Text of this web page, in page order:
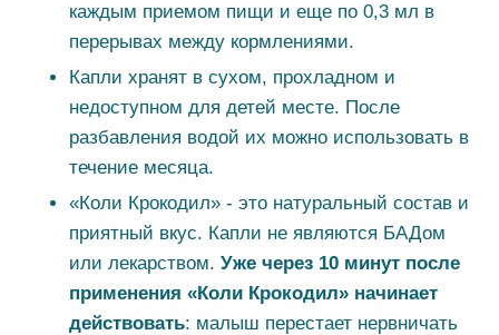
каждым приемом пищи и еще по 0,3 мл в
перерывах между кормлениями.
Капли хранят в сухом, прохладном и
недоступном для детей месте. После
разбавления водой их можно использовать в
течение месяца.
«Коли Крокодил» - это натуральный состав и
приятный вкус. Капли не являются БАДом
или лекарством.Уже через 10 минут после
применения «Коли Крокодил» начинает
действовать: малыш перестает нервничать